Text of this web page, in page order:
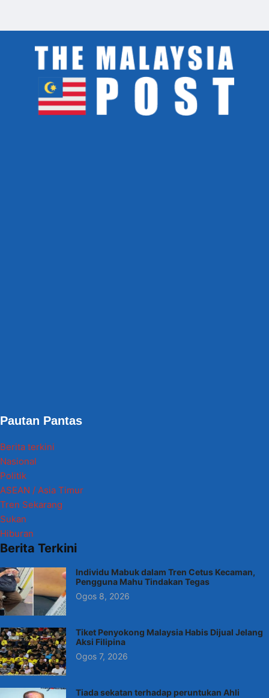
Pautan Pantas
Berita terkini
Nasional
Politik
ASEAN / Asia Timur
Tren Sekarang
Sukan
Hiburan
Berita Terkini
Individu Mabuk dalam Tren Cetus Kecaman,
Pengguna Mahu Tindakan Tegas
Ogos 8, 2026
Tiket Penyokong Malaysia Habis Dijual Jelang
Aksi Filipina
Ogos 7, 2026
Tiada sekatan terhadap peruntukan Ahli